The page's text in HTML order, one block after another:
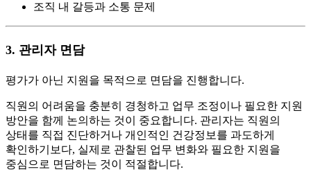
조직 내 갈등과 소통 문제
3. 관리자 면담
평가가 아닌 지원을 목적으로 면담을 진행합니다.
직원의 어려움을 충분히 경청하고 업무 조정이나 필요한 지원
방안을 함께 논의하는 것이 중요합니다. 관리자는 직원의
상태를 직접 진단하거나 개인적인 건강정보를 과도하게
확인하기보다, 실제로 관찰된 업무 변화와 필요한 지원을
중심으로 면담하는 것이 적절합니다.